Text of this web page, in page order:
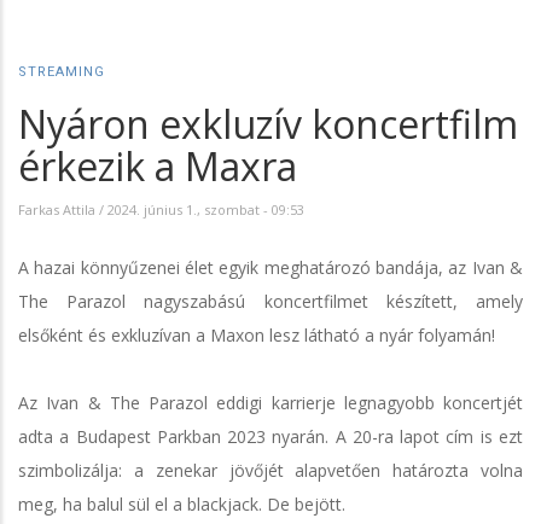
STREAMING
Nyáron exkluzív koncertfilm
érkezik a Maxra
Farkas Attila / 2024. június 1., szombat - 09:53
A hazai könnyűzenei élet egyik meghatározó bandája, az Ivan &
The Parazol nagyszabású koncertfilmet készített, amely
elsőként és exkluzívan a Maxon lesz látható a nyár folyamán!
Az Ivan & The Parazol eddigi karrierje legnagyobb koncertjét
adta a Budapest Parkban 2023 nyarán. A 20-ra lapot cím is ezt
szimbolizálja: a zenekar jövőjét alapvetően határozta volna
meg, ha balul sül el a blackjack. De bejött.